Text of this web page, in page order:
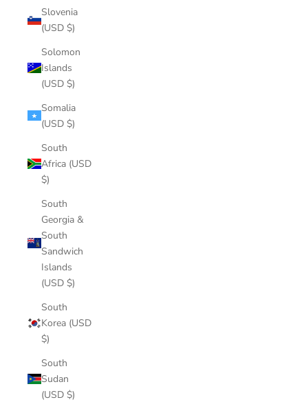
Slovenia
(USD $)
Solomon
Islands
(USD $)
Somalia
(USD $)
South
Africa (USD
$)
South
Georgia &
South
Sandwich
Islands
(USD $)
South
Korea (USD
$)
South
Sudan
(USD $)